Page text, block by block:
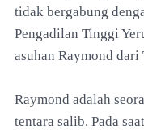
tidak bergabung
Pengadilan Tinggi
asuhan Raymond
Raymond adalah
tentara salib. Pada